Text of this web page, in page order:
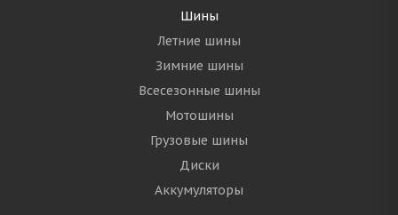
Шины
Летние шины
Зимние шины
Всесезонные шины
Мотошины
Грузовые шины
Диски
Аккумуляторы